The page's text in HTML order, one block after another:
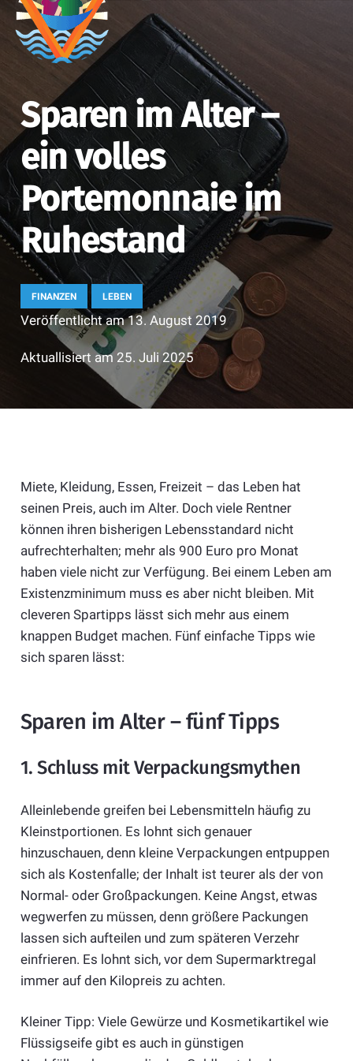
Sparen im Alter –
ein volles
Portemonnaie im
Ruhestand
FINANZEN LEBEN
Veröffentlicht am13. August 2019
Aktuallisiert am 25. Juli 2025
Miete, Kleidung, Essen, Freizeit – das Leben hat
seinen Preis, auch im Alter. Doch viele Rentner
können ihren bisherigen Lebensstandard nicht
aufrechterhalten; mehr als 900 Euro pro Monat
haben viele nicht zur Verfügung. Bei einem Leben am
Existenzminimum muss es aber nicht bleiben. Mit
cleveren Spartipps lässt sich mehr aus einem
knappen Budget machen. Fünf einfache Tipps wie
sich sparen lässt:
Sparen im Alter – fünf Tipps
1. Schluss mit Verpackungsmythen
Alleinlebende greifen bei Lebensmitteln häufig zu
Kleinstportionen. Es lohnt sich genauer
hinzuschauen, denn kleine Verpackungen entpuppen
sich als Kostenfalle; der Inhalt ist teurer als der von
Normal- oder Großpackungen. Keine Angst, etwas
wegwerfen zu müssen, denn größere Packungen
lassen sich aufteilen und zum späteren Verzehr
einfrieren. Es lohnt sich, vor dem Supermarktregal
immer auf den Kilopreis zu achten.
Kleiner Tipp: Viele Gewürze und Kosmetikartikel wie
Flüssigseife gibt es auch in günstigen